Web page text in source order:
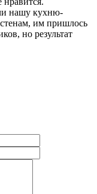
нашу кухню-
им пришлось
но результат